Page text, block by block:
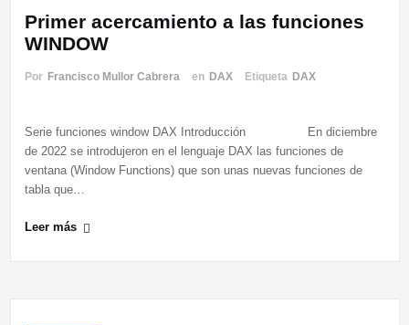
Primer acercamiento a las funciones
WINDOW
Por Francisco Mullor Cabrera en DAX Etiqueta DAX
Serie funciones window DAX Introducción En diciembre
de 2022 se introdujeron en el lenguaje DAX las funciones de
ventana (Window Functions) que son unas nuevas funciones de
tabla que…
Leer más